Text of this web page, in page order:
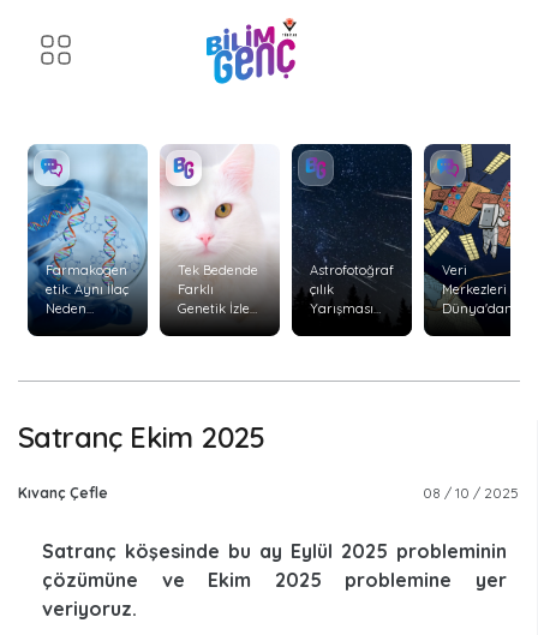
Farmakogen
etik: Aynı İlaç
Neden
?
Tek Bedende
Farklı
Genetik İzler:
Kimerizm
Astrofotoğraf
çılık
Yarışması
Veri
Merkezleri
Dünya'dan
Satranç Ekim 2025
Kıvanç Çefle 08 / 10 / 2025
Satranç köşesinde bu ay Eylül 2025 probleminin
çözümüne ve Ekim 2025 problemine yer
veriyoruz.